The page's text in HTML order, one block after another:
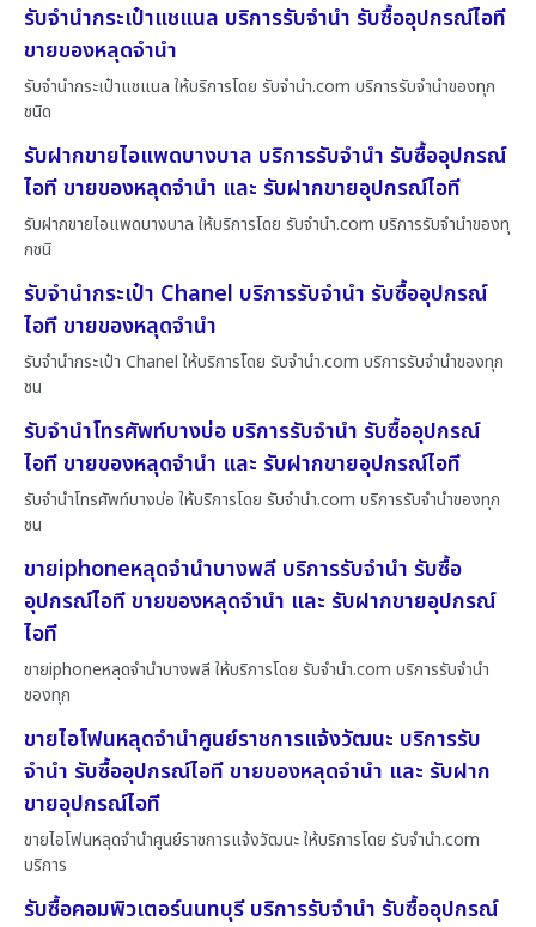
รับจำนำกระเป๋าแชแนล บริการรับจำนำ รับซื้ออุปกรณ์ไอที
ขายของหลุดจำนำ
รับจำนำกระเป๋าแชแนล ให้บริการโดย รับจํานํา.com บริการรับจำนำของทุก
ชนิด
รับฝากขายไอแพดบางบาล บริการรับจำนำ รับซื้ออุปกรณ์
ไอที ขายของหลุดจำนำ และ รับฝากขายอุปกรณ์ไอที
รับฝากขายไอแพดบางบาล ให้บริการโดย รับจํานํา.com บริการรับจำนำของทุ
กชนิ
รับจำนำกระเป๋า Chanel บริการรับจำนำ รับซื้ออุปกรณ์
ไอที ขายของหลุดจำนำ
รับจำนำกระเป๋า Chanel ให้บริการโดย รับจํานํา.com บริการรับจำนำของทุก
ชน
รับจำนำโทรศัพท์บางบ่อ บริการรับจำนำ รับซื้ออุปกรณ์
ไอที ขายของหลุดจำนำ และ รับฝากขายอุปกรณ์ไอที
รับจำนำโทรศัพท์บางบ่อ ให้บริการโดย รับจํานํา.com บริการรับจำนำของทุก
ชน
ขายiphoneหลุดจำนำบางพลี บริการรับจำนำ รับซื้อ
อุปกรณ์ไอที ขายของหลุดจำนำ และ รับฝากขายอุปกรณ์
ไอที
ขายiphoneหลุดจำนำบางพลี ให้บริการโดย รับจํานํา.com บริการรับจำนำ
ของทุก
ขายไอโฟนหลุดจำนำศูนย์ราชการแจ้งวัฒนะ บริการรับ
จำนำ รับซื้ออุปกรณ์ไอที ขายของหลุดจำนำ และ รับฝาก
ขายอุปกรณ์ไอที
ขายไอโฟนหลุดจำนำศูนย์ราชการแจ้งวัฒนะ ให้บริการโดย รับจํานํา.com
บริการ
รับซื้อคอมพิวเตอร์นนทบุรี บริการรับจำนำ รับซื้ออุปกรณ์